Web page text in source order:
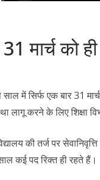
मार्च को
में सिर्फ एक बार 31
करने के लिए शिक्षा
की तर्ज पर
कई पद रिक्त ही रहते हैं।